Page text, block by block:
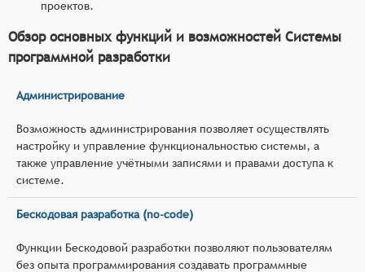
проектов.
Обзор основных функций и возможностей Системы
программной разработки
Администрирование
Возможность администрирования позволяет осуществлять
настройку и управление функциональностью системы, а
также управление учётными записями и правами доступа к
системе.
Бескодовая разработка (no-code)
Функции Бескодовой разработки позволяют пользователям
без опыта программирования создавать программные